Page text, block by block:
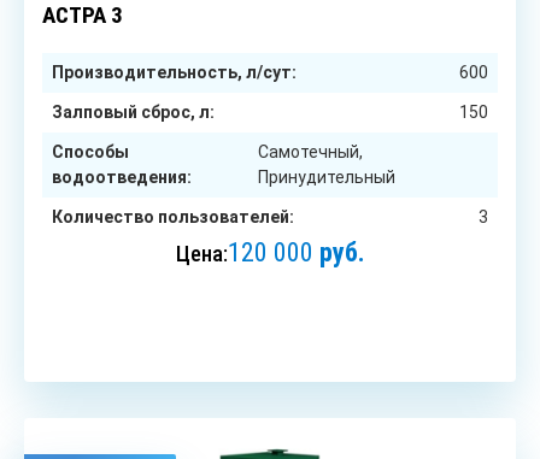
АСТРА 3
Производительность, л/сут: 600
Залповый сброс, л: 150
Способы
водоотведения:
Самотечный,
Принудительный
Количество пользователей: 3
Цена:120 000 руб.